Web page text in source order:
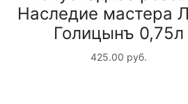
Наследие мастера
Голицынъ 0,75л
425.00 руб.